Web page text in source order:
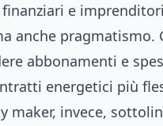
e
anche pragmatismo.
abbonamenti e
energetici più
maker, invece,